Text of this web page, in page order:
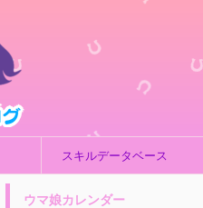
スキルデータベース
ウマ娘カレンダー